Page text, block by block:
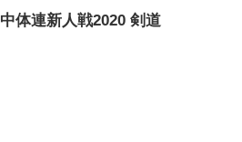
中体連新人戦2020 剣道